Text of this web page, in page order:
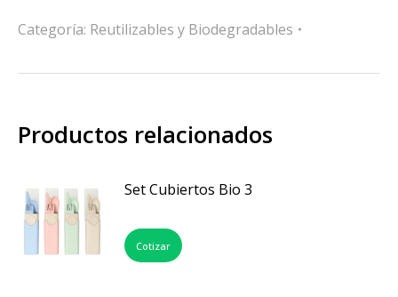
Categoría: Reutilizables y Biodegradables
Productos relacionados
Set Cubiertos Bio 3
Cotizar